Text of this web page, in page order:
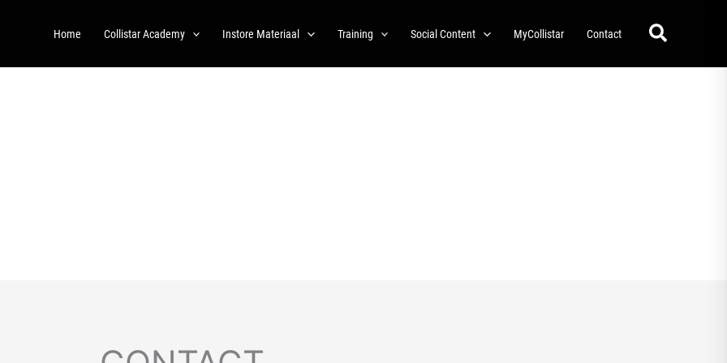
Home Collistar Academy Instore Materiaal Training Social Content MyCollistar Contact Zoeken